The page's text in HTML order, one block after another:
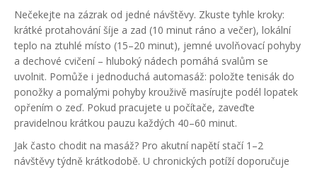
Nečekejte na zázrak od jedné návštěvy. Zkuste tyhle kroky:
krátké protahování šíje a zad (10 minut ráno a večer), lokální
teplo na ztuhlé místo (15–20 minut), jemné uvolňovací pohyby
a dechové cvičení – hluboký nádech pomáhá svalům se
uvolnit. Pomůže i jednoduchá automasáž: položte tenisák do
ponožky a pomalými pohyby krouživě masírujte podél lopatek
opřením o zeď. Pokud pracujete u počítače, zaveďte
pravidelnou krátkou pauzu každých 40–60 minut.
Jak často chodit na masáž? Pro akutní napětí stačí 1–2
návštěvy týdně krátkodobě. U chronických potíží doporučuje